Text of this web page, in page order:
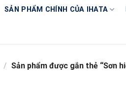
SẢN PHẨM CHÍNH CỦA IHATA
/ Sản phẩm được gắn thẻ “Sơn